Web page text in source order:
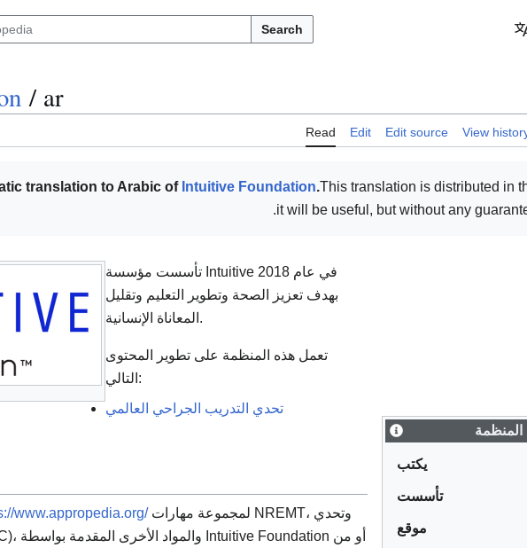
Search
/ ar
Read Edit Edit source View
translation to Arabic of Intuitive Foundation.This translation is distributed in
it will be useful, but without any
المنظمة
يكتب
تأسست
موقع
تأسست مؤسسة Intuitive في عام 2018
بهدف تعزيز الصحة وتطوير التعليم وتقليل
المعاناة الإنسانية.
تعمل هذه المنظمة على تطوير المحتوى
التالي:
تحدي التدريب الجراحي العالمي
www.appropedia.org/لمجموعة مهارات NREMT، وتحدي